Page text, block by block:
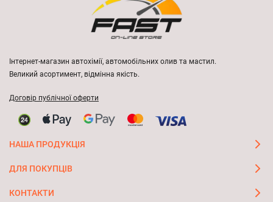
Інтернет-магазин автохімії, автомобільних олив та мастил.
Великий асортимент, відмінна якість.
Договір публічної оферти
НАША ПРОДУКЦІЯ
ДЛЯ ПОКУПЦІВ
КОНТАКТИ